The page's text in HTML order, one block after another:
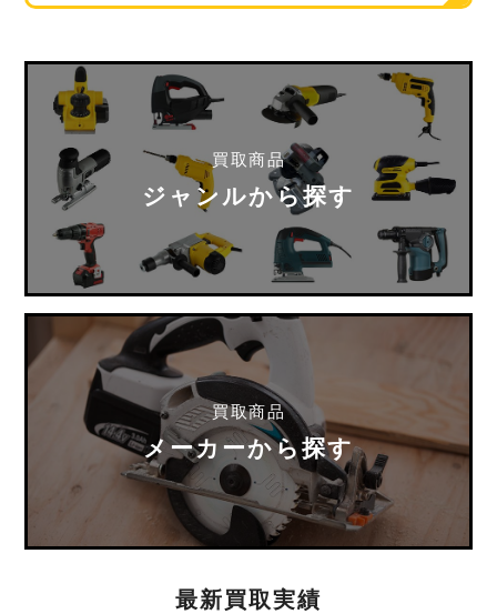
買取商品
ジャンルから探す
買取商品
メーカーから探す
最新買取実績